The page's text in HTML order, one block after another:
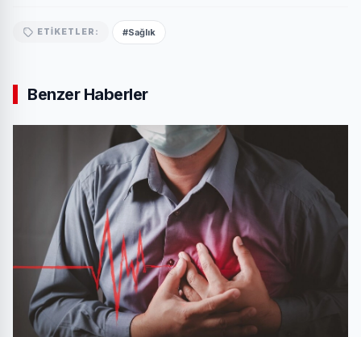
ETIKETLER: #Sağlık
Benzer Haberler